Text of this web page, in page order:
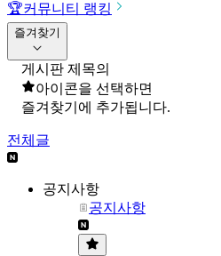
🏆커뮤니티 랭킹
즐겨찾기
게시판 제목의
아이콘을 선택하면
즐겨찾기에 추가됩니다.
전체글
공지사항
공지사항